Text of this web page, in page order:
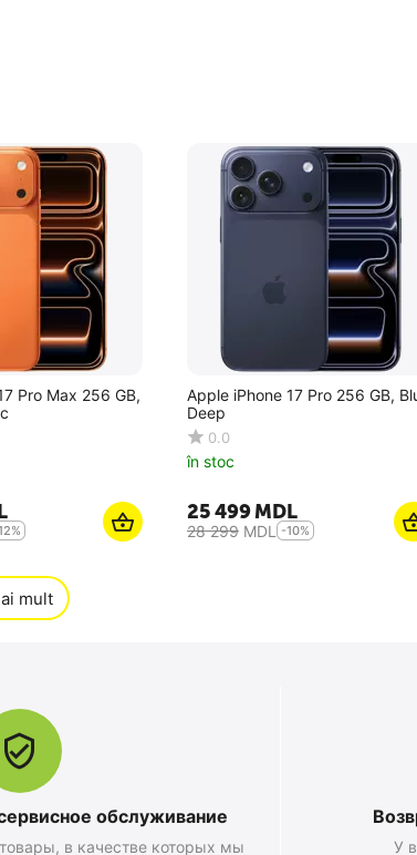
Pro Max 256 GB,
Apple iPhone 17 Pro 256 GB,
Deep
0.0
în stoc
25 499MDL
28 299 MDL -10%
mult
обслуживание
в качестве которых мы У